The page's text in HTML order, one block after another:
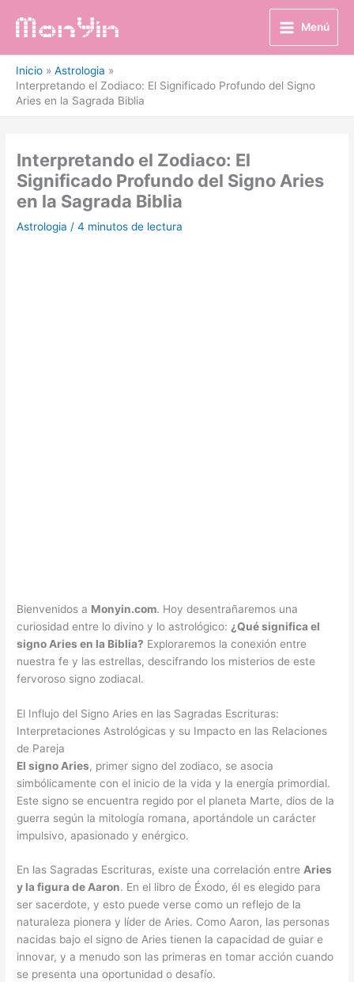
Menú
Inicio
Astrologia
Interpretando el Zodiaco: El Significado Profundo del Signo
Aries en la Sagrada Biblia
Interpretando el Zodiaco: El
Significado Profundo del Signo Aries
en la Sagrada Biblia
Astrologia /4 minutos de lectura
Bienvenidos a Monyin.com. Hoy desentrañaremos una
curiosidad entre lo divino y lo astrológico: ¿Qué significa el
signo Aries en la Biblia? Exploraremos la conexión entre
nuestra fe y las estrellas, descifrando los misterios de este
fervoroso signo zodiacal.
El Influjo del Signo Aries en las Sagradas Escrituras:
Interpretaciones Astrológicas y su Impacto en las Relaciones
de Pareja
El signo Aries, primer signo del zodiaco, se asocia
simbólicamente con el inicio de la vida y la energía primordial.
Este signo se encuentra regido por el planeta Marte, dios de la
guerra según la mitología romana, aportándole un carácter
impulsivo, apasionado y enérgico.
En las Sagradas Escrituras, existe una correlación entreAries
y la figura de Aaron. En el libro de Éxodo, él es elegido para
ser sacerdote, y esto puede verse como un reflejo de la
naturaleza pionera y líder de Aries. Como Aaron, las personas
nacidas bajo el signo de Aries tienen la capacidad de guiar e
innovar, y a menudo son las primeras en tomar acción cuando
se presenta una oportunidad o desafío.